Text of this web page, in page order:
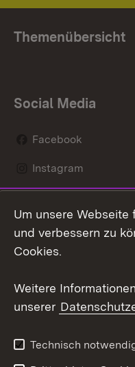
Themenübersicht
Social Media
Facebook
Instagram
Social Wall
Youtube
Kontakt
Barrierefreiheit
Um unsere
und verbessern zu
Cookies.
Weitere
unserer
Technisch